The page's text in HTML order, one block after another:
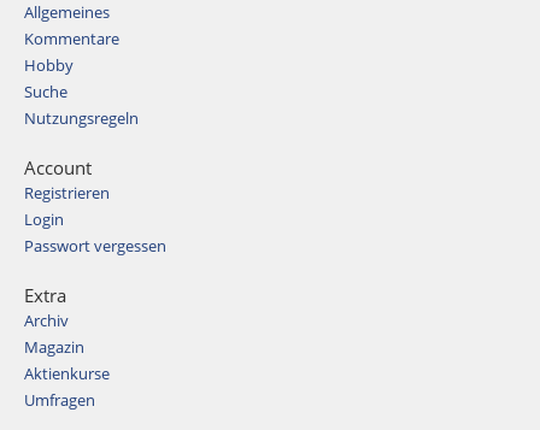
Allgemeines
Kommentare
Hobby
Suche
Nutzungsregeln
Account
Registrieren
Login
Passwort vergessen
Extra
Archiv
Magazin
Aktienkurse
Umfragen